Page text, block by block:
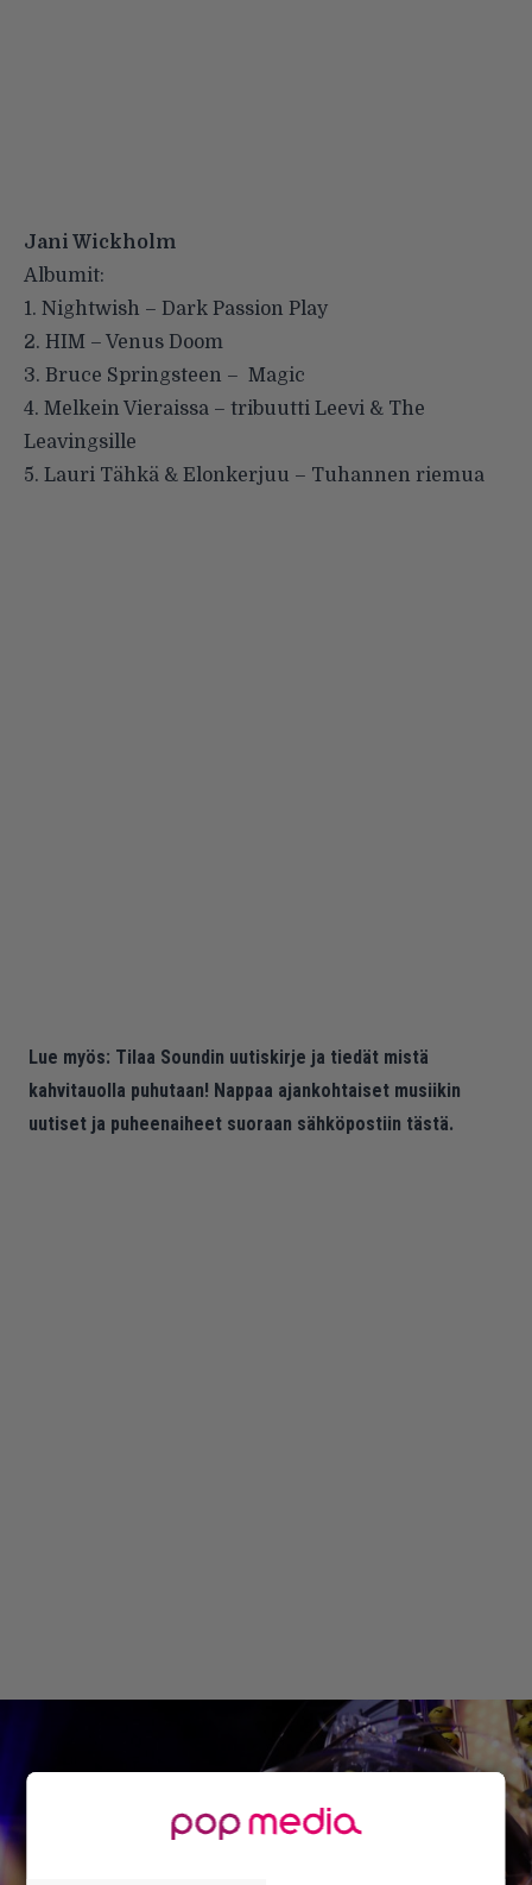
Jani Wickholm
Albumit:
1. Nightwish – Dark Passion Play
2. HIM – Venus Doom
3. Bruce Springsteen – Magic
4. Melkein Vieraissa – tribuutti Leevi & The
Leavingsille
5. Lauri Tähkä & Elonkerjuu – Tuhannen riemua
Lue myös: Tilaa Soundin uutiskirje ja tiedät mistä
kahvitauolla puhutaan! Nappaa ajankohtaiset musiikin
uutiset ja puheenaiheet suoraan sähköpostiin tästä.